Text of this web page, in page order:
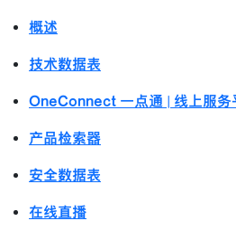
概述
技术数据表
OneConnect 一点通 | 线上服务
产品检索器
安全数据表
在线直播